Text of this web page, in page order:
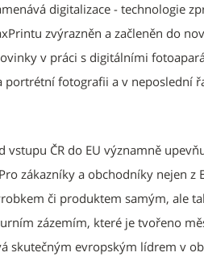
digitalizace - technologie
zvýrazněn a začleněn do
v práci s digitálními
fotografii a v neposlední
vstupu ČR do EU významně
zákazníky a obchodníky nejen z
či produktem samým, ale
zázemím, které je tvořeno
skutečným evropským lídrem v